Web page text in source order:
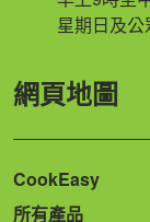
星期日及
網頁地圖
CookEasy
所有產品